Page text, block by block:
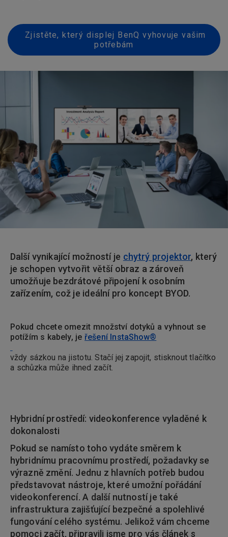
Zjistěte, který displej BenQ vyhovuje vašim
potřebám
Další vynikající možností je chytrý projektor, který
je schopen vytvořit větší obraz a zároveň
umožňuje bezdrátové připojení k osobním
zařízením, což je ideální pro koncept BYOD.
Pokud chcete omezit množství dotyků a vyhnout se
potížím s kabely, jeřešení InstaShow®
vždy sázkou na jistotu. Stačí jej zapojit, stisknout tlačítko
a schůzka může ihned začít.
Hybridní prostředí: videokonference vyladěné k
dokonalosti
Pokud se namísto toho vydáte směrem k
hybridnímu pracovnímu prostředí, požadavky se
výrazně změní. Jednu z hlavních potřeb budou
představovat nástroje, které umožní pořádání
videokonferencí. A další nutností je také
infrastruktura zajišťující bezpečné a spolehlivé
fungování celého systému. Jelikož vám chceme
pomoci začít, připravili jsme pro vás článek s